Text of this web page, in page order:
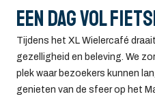
Een dag vol
Tijdens het XL Wielercafé
gezelligheid en beleving. We
plek waar bezoekers kunnen
genieten van de sfeer op het